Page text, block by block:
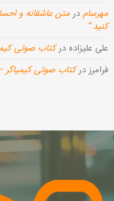
مهرسام در متن عاشقانه و
کنید “
علی علیزاده درکتاب صوتی
فرامرز درکتاب صوتی